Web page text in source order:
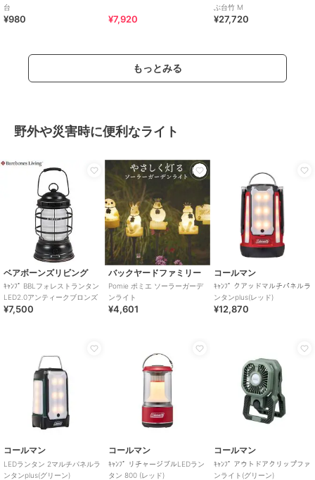
台
¥980 ¥7,920
ぶ台竹 M
¥27,720
もっとみる
野外や災害時に便利なライト
ベアボーンズリビング
ｷｬﾝﾌﾟ BBLフォレストランタン
LED2.0アンティークブロンズ
¥7,500
バックヤードファミリー
Pomie ポミエ ソーラーガーデ
ンライト
¥4,601
コールマン
ｷｬﾝﾌﾟ クアッドマルチパネルラ
ンタンplus(レッド)
¥12,870
コールマン
LEDランタン 2マルチパネルラ
ンタンplus(グリーン)
コールマン
ｷｬﾝﾌﾟ リチャージブルLEDラン
タン 800 (レッド)
コールマン
ｷｬﾝﾌﾟ アウトドアクリップファ
ンライト(グリーン)